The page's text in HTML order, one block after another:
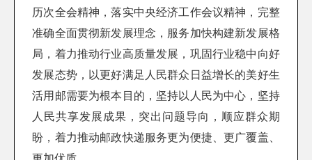
历次全会精神，落实中央经济工作会议精神，完整
准确全面贯彻新发展理念，服务加快构建新发展格
局，着力推动行业高质量发展，巩固行业稳中向好
发展态势，以更好满足人民群众日益增长的美好生
活用邮需要为根本目的，坚持以人民为中心，坚持
人民共享发展成果，突出问题导向，顺应群众期
盼，着力推动邮政快递服务更为便捷、更广覆盖、